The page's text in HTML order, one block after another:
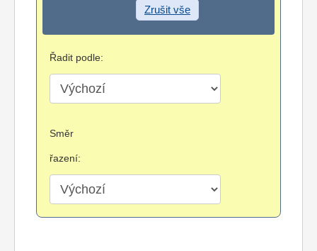
Zrušit vše
Řadit podle:
Směr
řazení: